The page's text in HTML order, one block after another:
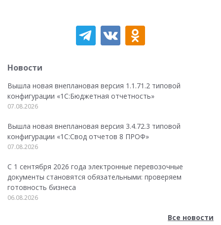
Новости
Вышла новая внеплановая версия 1.1.71.2 типовой
конфигурации «1C:Бюджетная отчетность»
07.08.2026
Вышла новая внеплановая версия 3.4.72.3 типовой
конфигурации «1C:Свод отчетов 8 ПРОФ»
07.08.2026
С 1 сентября 2026 года электронные перевозочные
документы становятся обязательными: проверяем
готовность бизнеса
06.08.2026
Все новости